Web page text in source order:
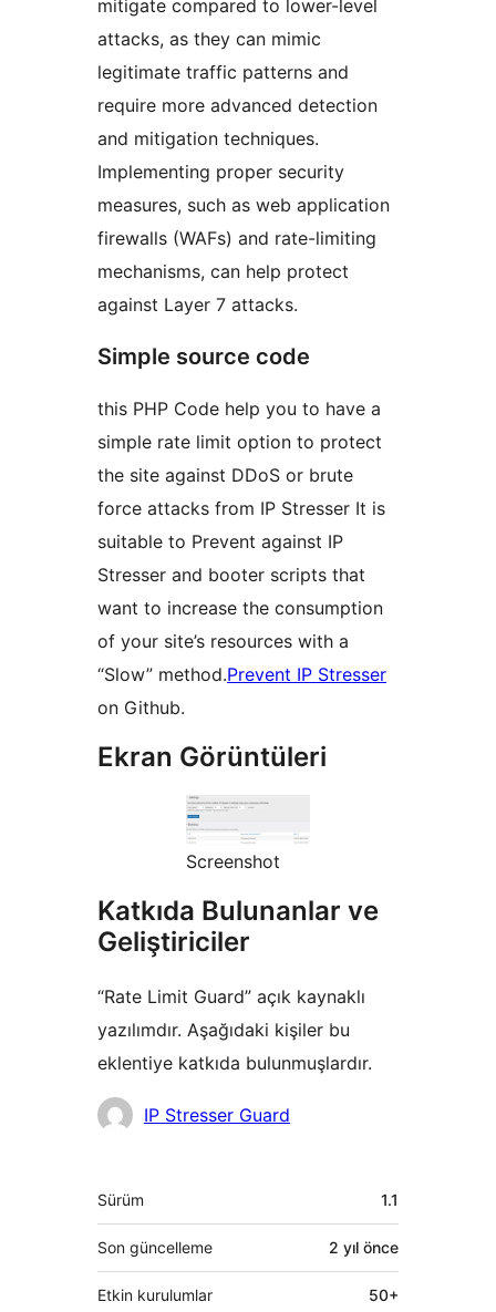
mitigate compared to lower-level
attacks, as they can mimic
legitimate traffic patterns and
require more advanced detection
and mitigation techniques.
Implementing proper security
measures, such as web application
firewalls (WAFs) and rate-limiting
mechanisms, can help protect
against Layer 7 attacks.
Simple source code
this PHP Code help you to have a
simple rate limit option to protect
the site against DDoS or brute
force attacks from IP Stresser It is
suitable to Prevent against IP
Stresser and booter scripts that
want to increase the consumption
of your site’s resources with a
“Slow” method.Prevent IP Stresser
on Github.
Ekran Görüntüleri
Screenshot
Katkıda Bulunanlar ve
Geliştiriciler
“Rate Limit Guard” açık kaynaklı
yazılımdır. Aşağıdaki kişiler bu
eklentiye katkıda bulunmuşlardır.
KatkıdaIP Stresser Guard
Meta
Sürüm 1.1
Son güncelleme 2 yıl önce
Etkin kurulumlar 50+